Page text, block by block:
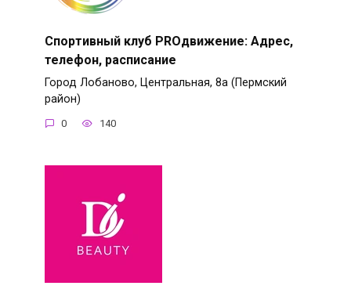
Спортивный клуб PROдвижение: Адрес,
телефон, расписание
Город Лобаново, Центральная, 8а (Пермский
район)
0 140